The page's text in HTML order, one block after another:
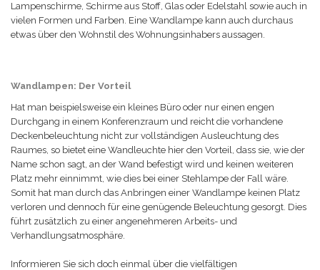
Lampenschirme, Schirme aus Stoff, Glas oder Edelstahl sowie auch in
vielen Formen und Farben. Eine Wandlampe kann auch durchaus
etwas über den Wohnstil des Wohnungsinhabers aussagen.
Wandlampen: Der Vorteil
Hat man beispielsweise ein kleines Büro oder nur einen engen
Durchgang in einem Konferenzraum und reicht die vorhandene
Deckenbeleuchtung nicht zur vollständigen Ausleuchtung des
Raumes, so bietet eine Wandleuchte hier den Vorteil, dass sie, wie der
Name schon sagt, an der Wand befestigt wird und keinen weiteren
Platz mehr einnimmt, wie dies bei einer Stehlampe der Fall wäre.
Somit hat man durch das Anbringen einer Wandlampe keinen Platz
verloren und dennoch für eine genügende Beleuchtung gesorgt. Dies
führt zusätzlich zu einer angenehmeren Arbeits- und
Verhandlungsatmosphäre.
Informieren Sie sich doch einmal über die vielfältigen